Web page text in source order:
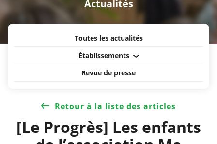
Actualités
Toutes les actualités
Établissements
Revue de presse
Retour à la liste des articles
[Le Progrès] Les enfants